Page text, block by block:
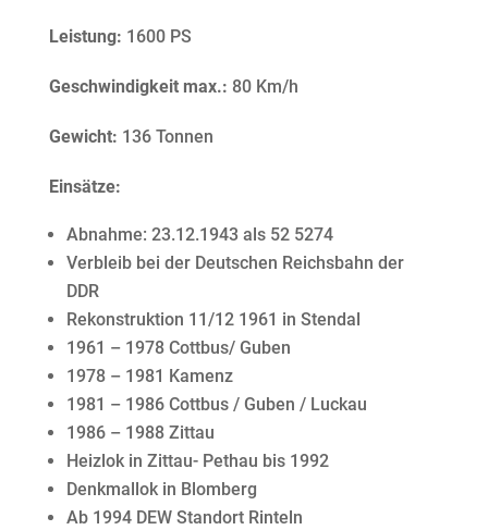
Leistung: 1600 PS
Geschwindigkeit max.: 80 Km/h
Gewicht: 136 Tonnen
Einsätze:
Abnahme: 23.12.1943 als 52 5274
Verbleib bei der Deutschen Reichsbahn der
DDR
Rekonstruktion 11/12 1961 in Stendal
1961 – 1978 Cottbus/ Guben
1978 – 1981 Kamenz
1981 – 1986 Cottbus / Guben / Luckau
1986 – 1988 Zittau
Heizlok in Zittau- Pethau bis 1992
Denkmallok in Blomberg
Ab 1994 DEW Standort Rinteln